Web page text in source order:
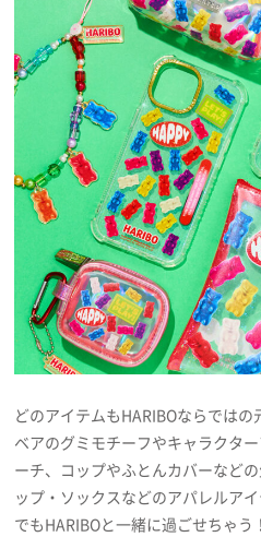
どのアイテムもHARIBOならでは
ベアのグミモチーフやキャラクタ
ーチ、コップやふとんカバーなど
ップ・ソックスなどのアパレルア
でもHARIBOと一緒に過ごせちゃう！